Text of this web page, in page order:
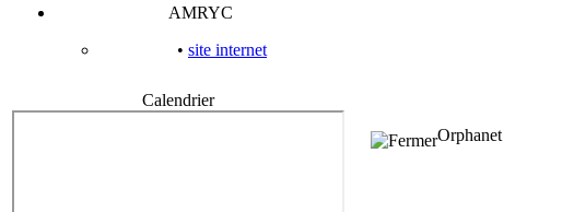
AMRYC
• site internet
Calendrier
Orphanet